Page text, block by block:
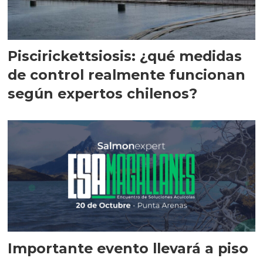
Piscirickettsiosis: ¿qué medidas
de control realmente funcionan
según expertos chilenos?
Importante evento llevará a piso